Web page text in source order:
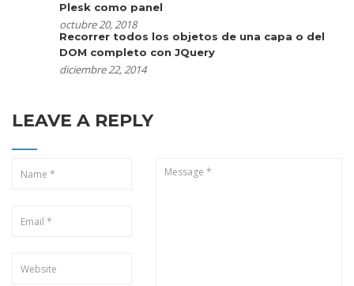
Plesk como panel
octubre 20, 2018
Recorrer todos los objetos de una capa o del
DOM completo con JQuery
diciembre 22, 2014
LEAVE A REPLY